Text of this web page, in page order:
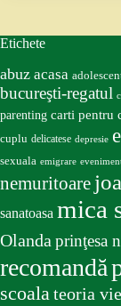
Etichete
abuz acasa
bucureşti-regatul
parenting carti pentru
cuplu delicatese depresie
sexuala emigrare
nemuritoare
sanatoasa mica
Olandaprinţesa
recomandă
scoalateoria